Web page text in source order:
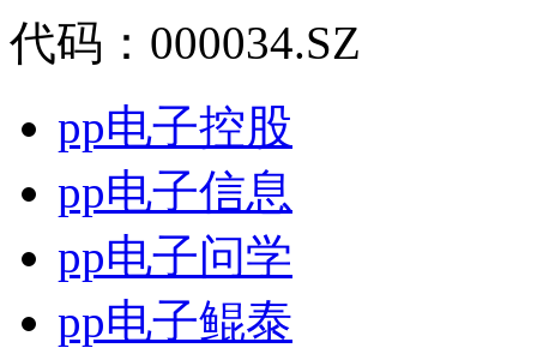
代码：000034.SZ
pp电子控股
pp电子信息
pp电子问学
pp电子鲲泰